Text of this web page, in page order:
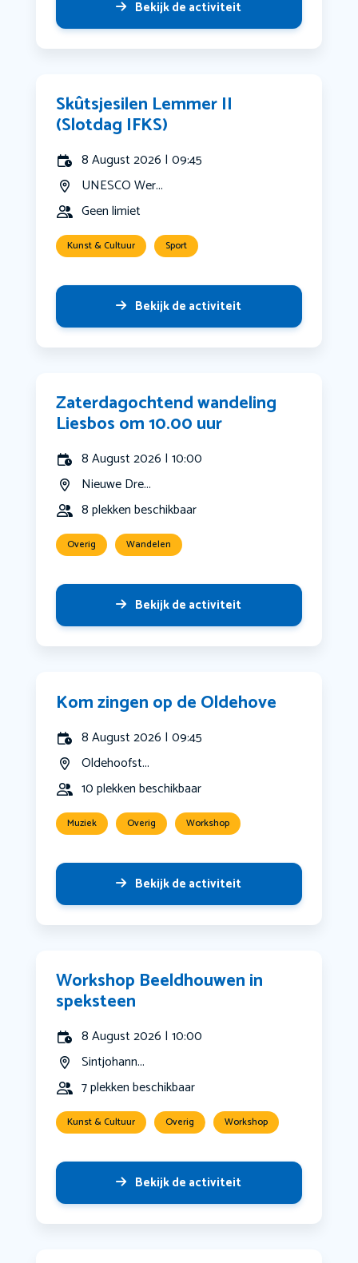
Bekijk de activiteit
Skûtsjesilen Lemmer II
(Slotdag IFKS)
8 August 2026 | 09:45
UNESCO Wer...
Geen limiet
Kunst & Cultuur Sport
Bekijk de activiteit
Zaterdagochtend wandeling
Liesbos om 10.00 uur
8 August 2026 | 10:00
Nieuwe Dre...
8 plekken beschikbaar
Overig Wandelen
Bekijk de activiteit
Kom zingen op de Oldehove
8 August 2026 | 09:45
Oldehoofst...
10 plekken beschikbaar
Muziek Overig Workshop
Bekijk de activiteit
Workshop Beeldhouwen in
speksteen
8 August 2026 | 10:00
Sintjohann...
7 plekken beschikbaar
Kunst & Cultuur Overig Workshop
Bekijk de activiteit